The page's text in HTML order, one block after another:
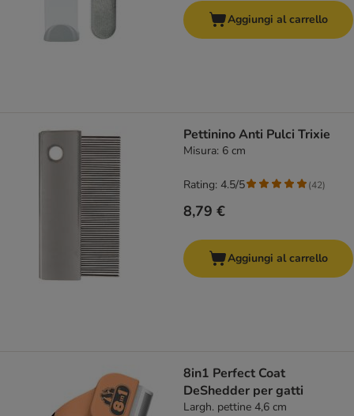
Aggiungi al carrello
Pettinino Anti Pulci Trixie
Misura: 6 cm
8,79 €
Rating: 4.5/5 (42)
Aggiungi al carrello
8in1 Perfect Coat
DeShedder per gatti
Largh. pettine 4,6 cm